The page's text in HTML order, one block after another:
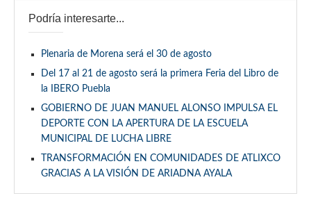
Podría interesarte...
Plenaria de Morena será el 30 de agosto
Del 17 al 21 de agosto será la primera Feria del Libro de
la IBERO Puebla
GOBIERNO DE JUAN MANUEL ALONSO IMPULSA EL
DEPORTE CON LA APERTURA DE LA ESCUELA
MUNICIPAL DE LUCHA LIBRE
TRANSFORMACIÓN EN COMUNIDADES DE ATLIXCO
GRACIAS A LA VISIÓN DE ARIADNA AYALA